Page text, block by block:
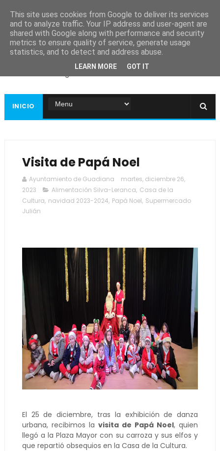
Ayuntamiento de
Guadiana
INICIO
Visita de Papá Noel
Ayuntamiento de Guadiana
martes, diciembre 26,
2023
Alimentación Silva-Leranca, Casa de la
Cultura, navidad 2023-2024, Papá Noel, Supermercado
Julián
El 25 de diciembre, tras la exhibición de danza
urbana, recibimos la visita de Papá Noel, quien
llegó a la Plaza Mayor con su carroza y sus elfos y
que repartió obsequios en la Casa de la Cultura.
This site uses cookies from Google to deliver its services
and to analyze traffic. Your IP address and user-agent are
shared with Google along with performance and security
metrics to ensure quality of service, generate usage
statistics, and to detect and address abuse.
LEARN MORE GOT IT